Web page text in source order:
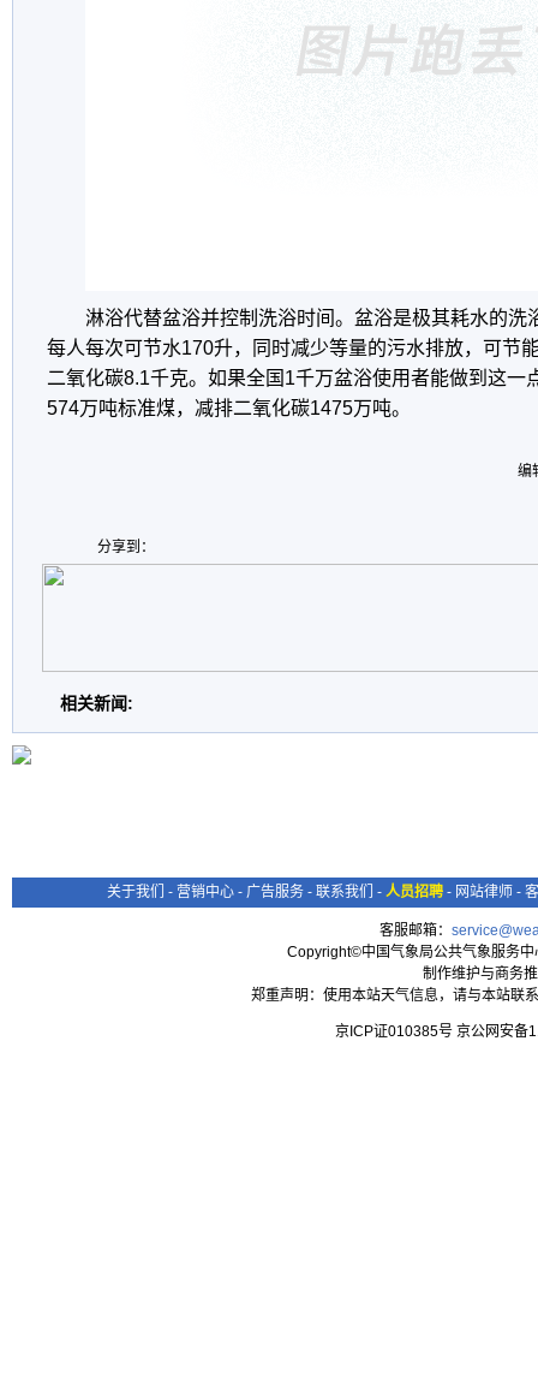
淋浴代替盆浴并控制洗浴时间。盆浴是极其耗水的洗
每人每次可节水170升，同时减少等量的污水排放，可节
二氧化碳8.1千克。如果全国 1千万盆浴使用者能做到这一
574万吨标准煤，减排二氧化碳1475万吨。
编
分享到：
相关新闻:
关于我们 - 营销中心 - 广告服务 - 联系我们 - 人员招聘 - 网站律师 -
客服邮箱：
Copyright©中国气象局公共气象服务
制作维护与商务
郑重声明：使用本站天气信息，请与本站联
京ICP证010385号 京公网安备